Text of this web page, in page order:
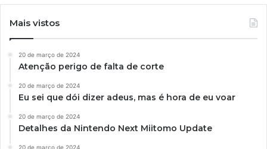
Mais vistos
20 de março de 2024
Atenção perigo de falta de corte
20 de março de 2024
Eu sei que dói dizer adeus, mas é hora de eu voar
20 de março de 2024
Detalhes da Nintendo Next Miitomo Update
20 de março de 2024